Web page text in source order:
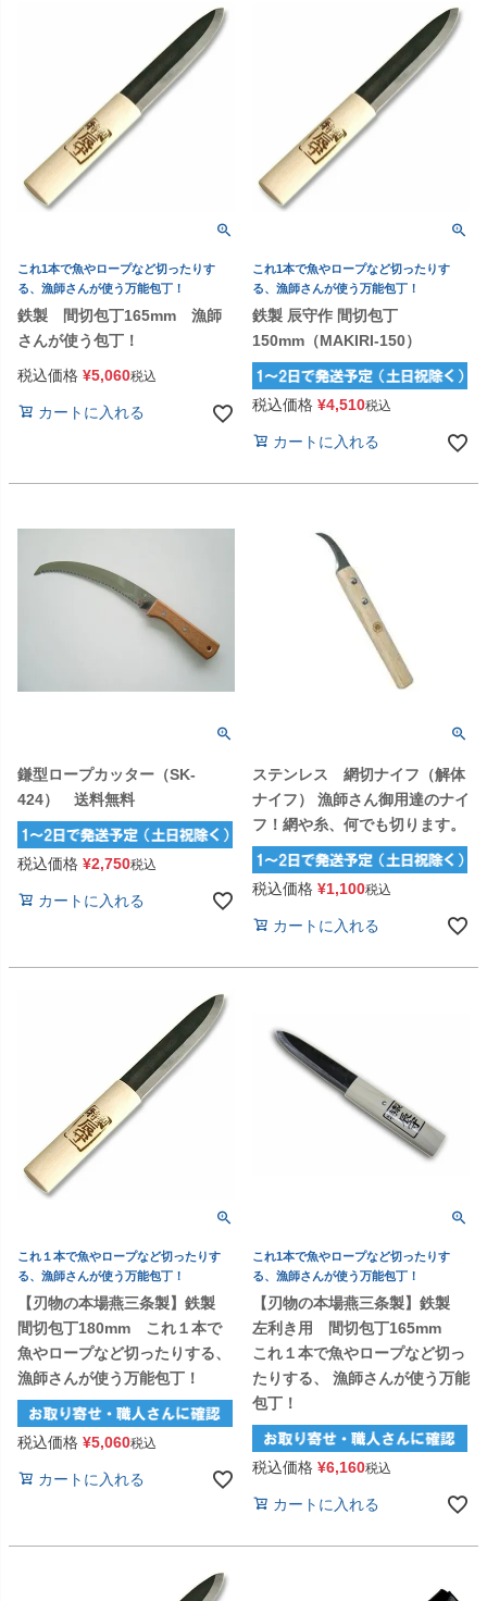
これ1本で魚やロープなど切ったりす
る、漁師さんが使う万能包丁！
鉄製 間切包丁165mm 漁師
さんが使う包丁！
税込価格 ¥5,060税込
カートに入れる
これ1本で魚やロープなど切ったりす
る、漁師さんが使う万能包丁！
鉄製 辰守作 間切包丁
150mm（MAKIRI-150）
税込価格 ¥4,510税込
カートに入れる
鎌型ロープカッター（SK-
424） 送料無料
税込価格 ¥2,750税込
カートに入れる
ステンレス 網切ナイフ（解体
ナイフ） 漁師さん御用達のナイ
フ！網や糸、何でも切ります。
税込価格 ¥1,100税込
カートに入れる
これ１本で魚やロープなど切ったりす
る、漁師さんが使う万能包丁！
【刃物の本場燕三条製】鉄製
間切包丁180mm これ１本で
魚やロープなど切ったりする、
漁師さんが使う万能包丁！
税込価格 ¥5,060税込
カートに入れる
これ1本で魚やロープなど切ったりす
る、漁師さんが使う万能包丁！
【刃物の本場燕三条製】鉄製
左利き用 間切包丁165mm
これ１本で魚やロープなど切っ
たりする、 漁師さんが使う万能
包丁！
税込価格 ¥6,160税込
カートに入れる